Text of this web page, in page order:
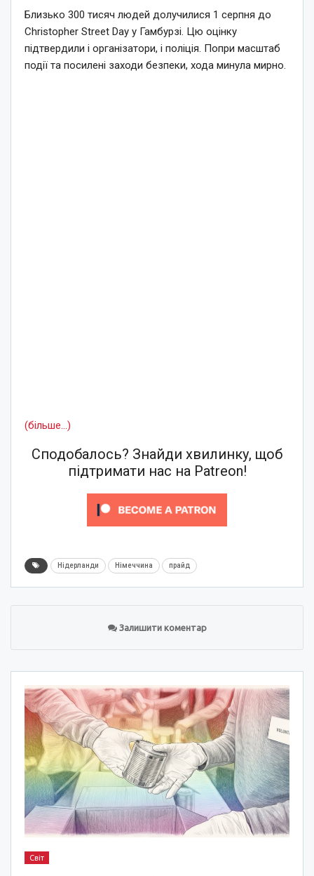
Близько 300 тисяч людей долучилися 1 серпня до
Christopher Street Day у Гамбурзі. Цю оцінку
підтвердили і організатори, і поліція. Попри масштаб
події та посилені заходи безпеки, хода минула мирно.
(більше…)
Сподобалось? Знайди хвилинку, щоб
підтримати нас на Patreon!
Нідерланди Німеччина прайд
Залишити коментар
Світ